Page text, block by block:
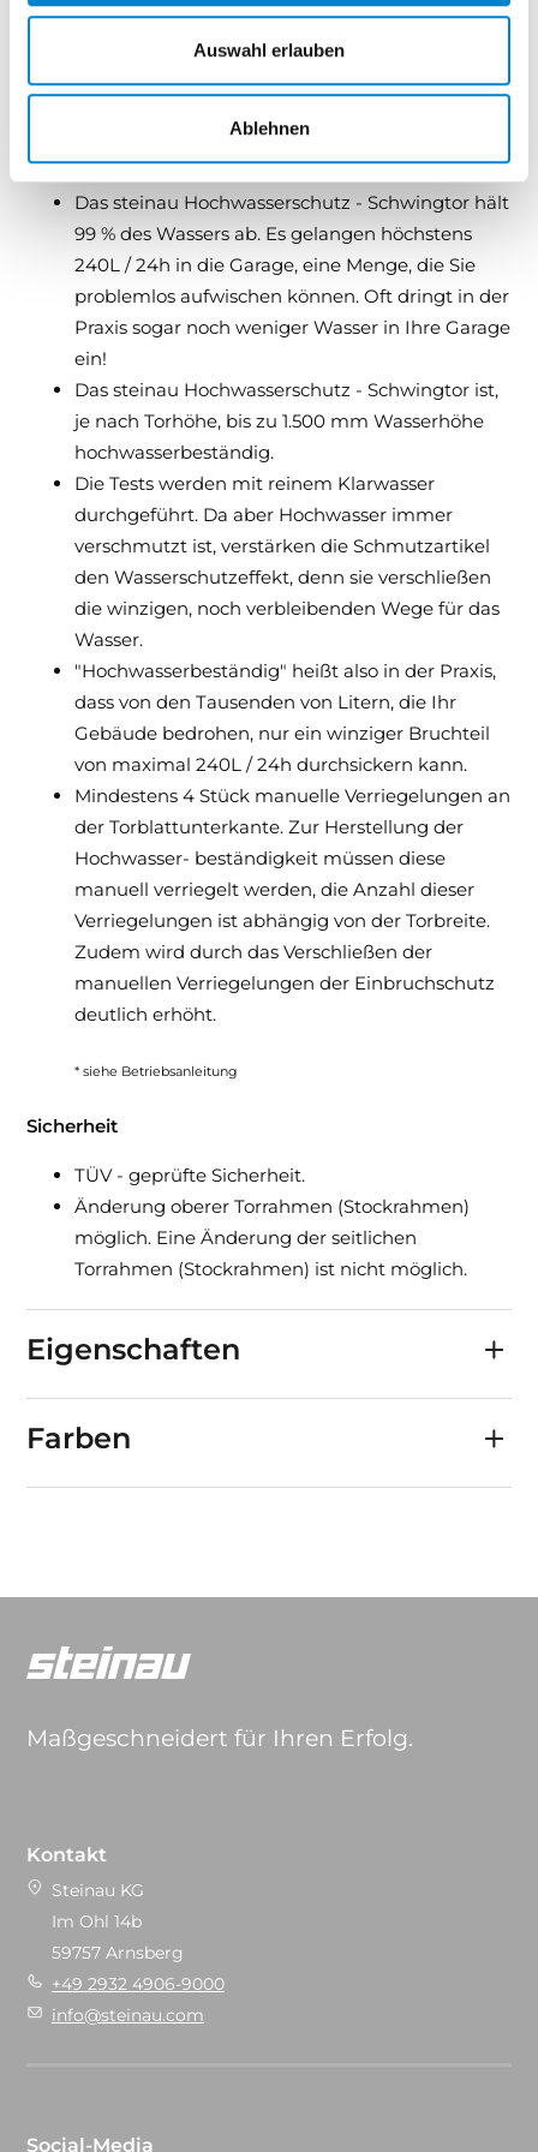
Auswahl erlauben
Ablehnen
Hochwasserbeständig entsprechend der IFT
Richtlinie FE-07/1 wird gewährleistet.
Das steinau Hochwasserschutz - Schwingtor hält
99 % des Wassers ab. Es gelangen höchstens
240L / 24h in die Garage, eine Menge, die Sie
problemlos aufwischen können. Oft dringt in der
Praxis sogar noch weniger Wasser in Ihre Garage
ein!
Das steinau Hochwasserschutz - Schwingtor ist,
je nach Torhöhe, bis zu 1.500 mm Wasserhöhe
hochwasserbeständig.
Die Tests werden mit reinem Klarwasser
durchgeführt. Da aber Hochwasser immer
verschmutzt ist, verstärken die Schmutzartikel
den Wasserschutzeffekt, denn sie verschließen
die winzigen, noch verbleibenden Wege für das
Wasser.
"Hochwasserbeständig" heißt also in der Praxis,
dass von den Tausenden von Litern, die Ihr
Gebäude bedrohen, nur ein winziger Bruchteil
von maximal 240L / 24h durchsickern kann.
Mindestens 4 Stück manuelle Verriegelungen an
der Torblattunterkante. Zur Herstellung der
Hochwasser- beständigkeit müssen diese
manuell verriegelt werden, die Anzahl dieser
Verriegelungen ist abhängig von der Torbreite.
Zudem wird durch das Verschließen der
manuellen Verriegelungen der Einbruchschutz
deutlich erhöht.
* siehe Betriebsanleitung
Sicherheit
TÜV - geprüfte Sicherheit.
Änderung oberer Torrahmen (Stockrahmen)
möglich. Eine Änderung der seitlichen
Torrahmen (Stockrahmen) ist nicht möglich.
Eigenschaften
Farben
Maßgeschneidert für Ihren Erfolg.
Kontakt
Steinau KG
Im Ohl 14b
59757 Arnsberg
+49 2932 4906-9000
info@steinau.com
Social-Media